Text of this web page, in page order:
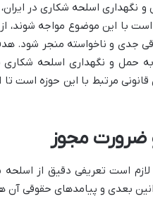
اسلحه شکاری در ایران،
با این موضوع مواجه شوند،
جدی و ناخواسته منجر شود.
حمل و نگهداری اسلحه شکاری
مرتبط با این حوزه است تا
ضرورت مجوز
است تعریفی دقیق از اسلحه
بعدی و پیامدهای حقوقی